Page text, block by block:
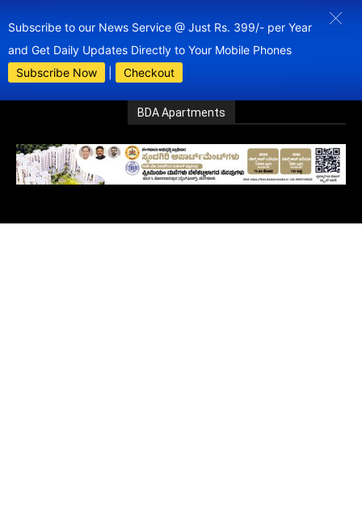
Subscribe to our News Service @ Just Rs. 399/- per Year
and Get Daily Updates Directly to Your Mobile Phones
Subscribe Now
Checkout
BDA Apartments